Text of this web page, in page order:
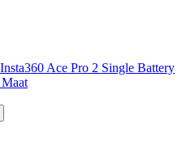
Insta360 Ace Pro 2 Single Battery